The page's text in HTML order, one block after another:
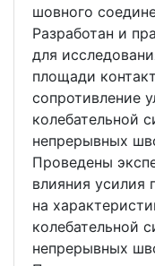
шовного
Разработан и
для
площади
сопротивление
колебательной
непрерывных
Проведены
влияния усилия
на
колебательной
непрерывных